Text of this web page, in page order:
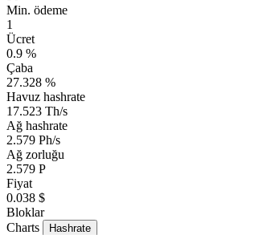
Min. ödeme
1
Ücret
0.9 %
Çaba
27.328 %
Havuz hashrate
17.523 Th/s
Ağ hashrate
2.579 Ph/s
Ağ zorluğu
2.579 P
Fiyat
0.038 $
Bloklar
Charts
Hashrate